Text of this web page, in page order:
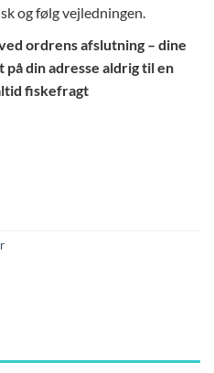
og følg vejledningen.
ordrens afslutning – dine
din adresse aldrig til en
fiskefragt